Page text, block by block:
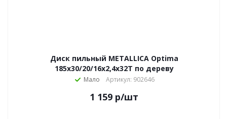
Диск пильный METALLICA Optima
185x30/20/16х2,4х32Т по дереву
Мало Артикул: 902646
1 159 р/шт